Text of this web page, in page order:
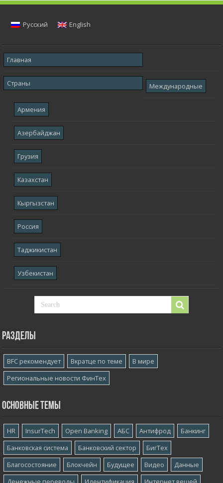
Русский English
Главная
Страны Международные
Армения
Азербайджан
Грузия
Казахстан
Кыргызстан
Россия
Таджикистан
Узбекистан
Разделы
BFC рекомендует Вкратце по теме
В мире
Региональные новости ФинТех
Основные темы
HR InsurTech Open Banking АБС Антифрод
Банкинг
Банковская система
Банковский сектор
БигТех
Благосостояние
Блокчейн Будущее Видео
Данные